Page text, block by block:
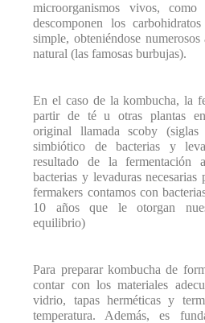
microorganismos vivos, como
descomponen los
simple, obteniéndose
natural (las famosas burbujas).
En el caso de la kombucha, la
partir de té u otras plantas
original llamada scoby
simbiótico de bacterias y
resultado de la fermentación
bacterias y levaduras
fermakers contamos con
10 años que le otorgan
equilibrio)
Para preparar kombucha de
contar con los materiales
vidrio, tapas herméticas y
temperatura. Además, es